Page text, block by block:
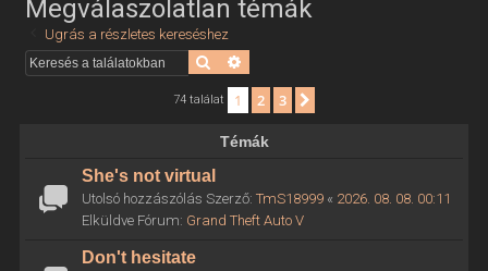
Megválaszolatlan témák
Ugrás a részletes kereséshez
Keresés
74 találat 1 2 3
Témák
She's not virtual
Utolsó hozzászólás Szerző: TmS18999« 2026. 08. 08. 00:11
Elküldve Fórum: Grand Theft Auto V
Don't hesitate